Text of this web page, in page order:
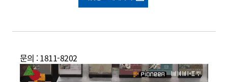
문의 : 1811-8202